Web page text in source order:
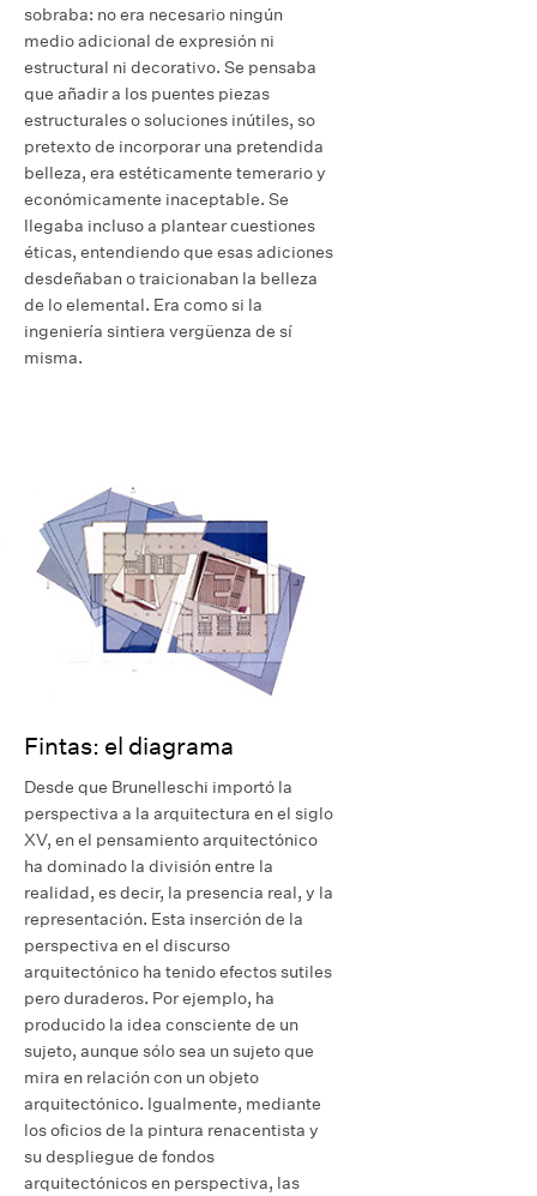
sobraba: no era necesario ningún
medio adicional de expresión ni
estructural ni decorativo. Se pensaba
que añadir a los puentes piezas
estructurales o soluciones inútiles, so
pretexto de incorporar una pretendida
belleza, era estéticamente temerario y
económicamente inaceptable. Se
llegaba incluso a plantear cuestiones
éticas, entendiendo que esas adiciones
desdeñaban o traicionaban la belleza
de lo elemental. Era como si la
ingeniería sintiera vergüenza de sí
misma.
Fintas: el diagrama
Desde que Brunelleschi importó la
perspectiva a la arquitectura en el siglo
XV, en el pensamiento arquitectónico
ha dominado la división entre la
realidad, es decir, la presencia real, y la
representación. Esta inserción de la
perspectiva en el discurso
arquitectónico ha tenido efectos sutiles
pero duraderos. Por ejemplo, ha
producido la idea consciente de un
sujeto, aunque sólo sea un sujeto que
mira en relación con un objeto
arquitectónico. Igualmente, mediante
los oficios de la pintura renacentista y
su despliegue de fondos
arquitectónicos en perspectiva, las